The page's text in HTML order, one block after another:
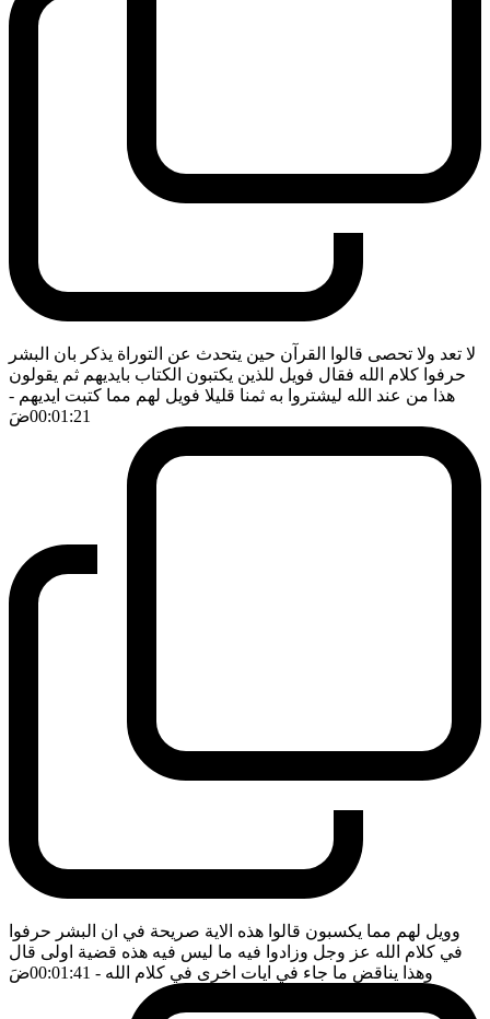
لا تعد ولا تحصى قالوا القرآن حين يتحدث عن التوراة يذكر بان البشر
حرفوا كلام الله فقال فويل للذين يكتبون الكتاب بايديهم ثم يقولون
هذا من عند الله ليشتروا به ثمنا قليلا فويل لهم مما كتبت ايديهم -
00:01:21ضَ
وويل لهم مما يكسبون قالوا هذه الاية صريحة في ان البشر حرفوا
في كلام الله عز وجل وزادوا فيه ما ليس فيه هذه قضية اولى قال
وهذا يناقض ما جاء في ايات اخرى في كلام الله - 00:01:41 ضَ